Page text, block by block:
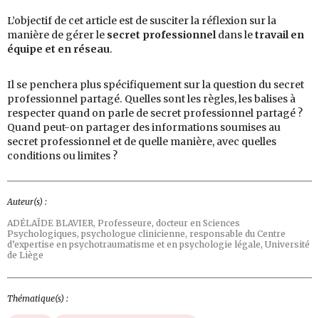
L’objectif de cet article est de susciter la réflexion sur la
manière de gérer le secret professionneldans letravail en
équipe et en réseau.
Il se penchera plus spécifiquement sur la question du secret
professionnel partagé. Quelles sont les règles, les balises à
respecter quand on parle de secret professionnel partagé ?
Quand peut-on partager des informations soumises au
secret professionnel et de quelle manière, avec quelles
conditions ou limites ?
Auteur(s) :
ADÉLAÏDE BLAVIER, Professeure, docteur en Sciences
Psychologiques, psychologue clinicienne, responsable du Centre
d’expertise en psychotraumatisme et en psychologie légale, Université
de Liège
Thématique(s) :